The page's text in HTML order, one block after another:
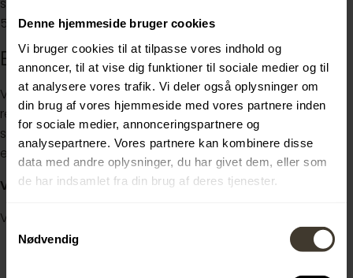
Denne hjemmeside bruger cookies
Vi bruger cookies til at tilpasse vores indhold og
annoncer, til at vise dig funktioner til sociale medier og til
at analysere vores trafik. Vi deler også oplysninger om
din brug af vores hjemmeside med vores partnere inden
for sociale medier, annonceringspartnere og
analysepartnere. Vores partnere kan kombinere disse
data med andre oplysninger, du har givet dem, eller som
de har indsamlet fra din brug af deres tjenester.
Samtykkevalg
Nødvendig
som HHX, EUX, EUD, HG eller STX, HTX, HF suppleret med et
5-ugers EUS-forløb.
Er du vores nye kollega?
Vi inviterer løbende kandidater til samtale og afslutter
rekrutteringen, når vi har fundet de rigtige kandidater, så
søg stillingen hurtigst muligt. Tiltrædelse 3. august 2026
eller efter aftale.
Vi glæder os til at høre fra dig.
Venligst henvis til elevportalen.dk ved ansøgning